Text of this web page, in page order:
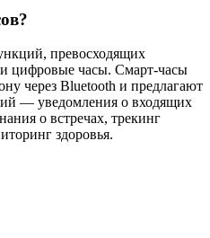
превосходящих
цифровые часы. Смарт-часы
через Bluetooth и предлагают
— уведомления о входящих
о встречах, трекинг
здоровья.